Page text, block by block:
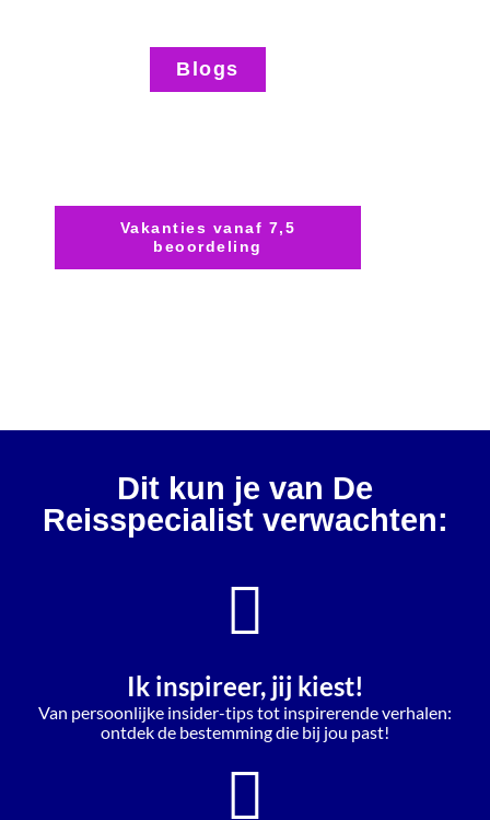
Blogs
Vakanties vanaf 7,5
beoordeling
Dit kun je van De
Reisspecialist verwachten:
Ik inspireer, jij kiest!
Van persoonlijke insider-tips tot inspirerende verhalen:
ontdek de bestemming die bij jou past!